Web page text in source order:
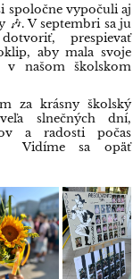
spoločne vypočuli aj
🎶. V septembri sa ju
prespievať
aby mala svoje
v našom školskom
za krásny školský
slnečných dní,
a radosti počas
Vidíme sa opäť